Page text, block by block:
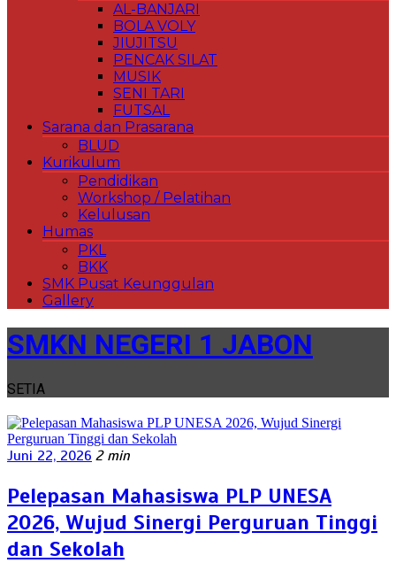
AL-BANJARI
BOLA VOLY
JIUJITSU
PENCAK SILAT
MUSIK
SENI TARI
FUTSAL
Sarana dan Prasarana
BLUD
Kurikulum
Pendidikan
Workshop / Pelatihan
Kelulusan
Humas
PKL
BKK
SMK Pusat Keunggulan
Gallery
SMKN NEGERI 1 JABON
SETIA
Juni 22, 2026 2 min
Pelepasan Mahasiswa PLP UNESA
2026, Wujud Sinergi Perguruan Tinggi
dan Sekolah